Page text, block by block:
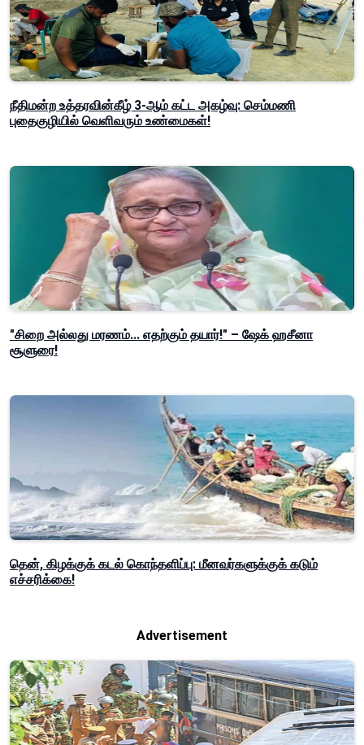
நீதிமன்ற உத்தரவின்கீழ் 3-ஆம் கட்ட அகழ்வு: செம்மணி
புதைகுழியில் வெளிவரும் உண்மைகள்!
"சிறை அல்லது மரணம்... எதற்கும் தயார்!" – ஷேக் ஹசீனா
சூளுரை!
தென், கிழக்குக் கடல் கொந்தளிப்பு: மீனவர்களுக்குக் கடும்
எச்சரிக்கை!
Advertisement